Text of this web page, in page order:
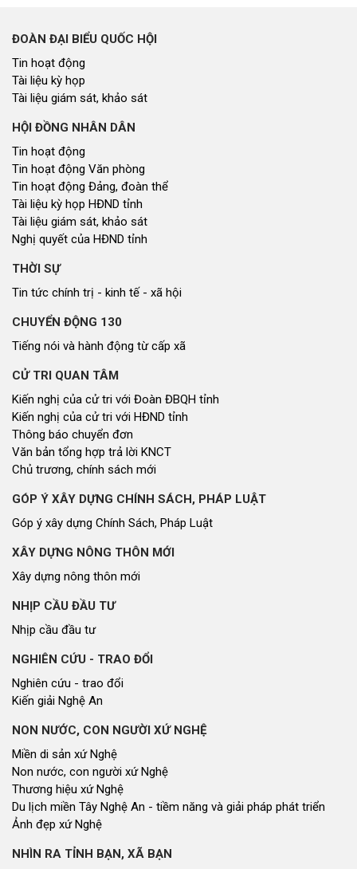
ĐOÀN ĐẠI BIỂU QUỐC HỘI
Tin hoạt động
Tài liệu kỳ họp
Tài liệu giám sát, khảo sát
HỘI ĐỒNG NHÂN DÂN
Tin hoạt động
Tin hoạt động Văn phòng
Tin hoạt động Đảng, đoàn thể
Tài liệu kỳ họp HĐND tỉnh
Tài liệu giám sát, khảo sát
Nghị quyết của HĐND tỉnh
THỜI SỰ
Tin tức chính trị - kinh tế - xã hội
CHUYỂN ĐỘNG 130
Tiếng nói và hành động từ cấp xã
CỬ TRI QUAN TÂM
Kiến nghị của cử tri với Đoàn ĐBQH tỉnh
Kiến nghị của cử tri với HĐND tỉnh
Thông báo chuyển đơn
Văn bản tổng hợp trả lời KNCT
Chủ trương, chính sách mới
GÓP Ý XÂY DỰNG CHÍNH SÁCH, PHÁP LUẬT
Góp ý xây dựng Chính Sách, Pháp Luật
XÂY DỰNG NÔNG THÔN MỚI
Xây dựng nông thôn mới
NHỊP CẦU ĐẦU TƯ
Nhịp cầu đầu tư
NGHIÊN CỨU - TRAO ĐỔI
Nghiên cứu - trao đổi
Kiến giải Nghệ An
NON NƯỚC, CON NGƯỜI XỨ NGHỆ
Miền di sản xứ Nghệ
Non nước, con người xứ Nghệ
Thương hiệu xứ Nghệ
Du lịch miền Tây Nghệ An - tiềm năng và giải pháp phát triển
Ảnh đẹp xứ Nghệ
NHÌN RA TỈNH BẠN, XÃ BẠN